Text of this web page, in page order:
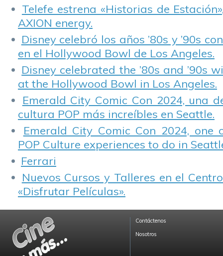
Telefe estrena «Historias de
AXION energy.
Disney celebró los años ’80s y ’90s
en el Hollywood Bowl de Los Angeles.
Disney celebrated the ’80s and ’90s
at the Hollywood Bowl in Los Angeles.
Emerald City Comic Con 2024, una
cultura POP más increíbles en Seattle.
Emerald City Comic Con 2024,
POP Culture experiences to do in
Ferrari
Nuevos Cursos y Talleres en el
«Disfrutar Películas».
Contáctenos
Nosotros